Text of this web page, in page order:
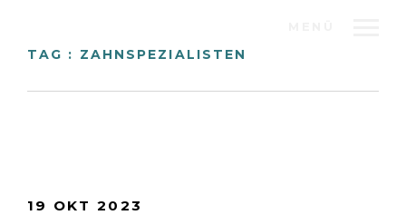
TAG : ZAHNSPEZIALISTEN
19 OKT 2023